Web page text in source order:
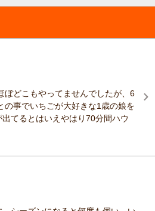
ぼどこもやってませんでしたが、6
の事でいちごが大好きな1歳の娘を
てるとはいえやはり70分間ハウ